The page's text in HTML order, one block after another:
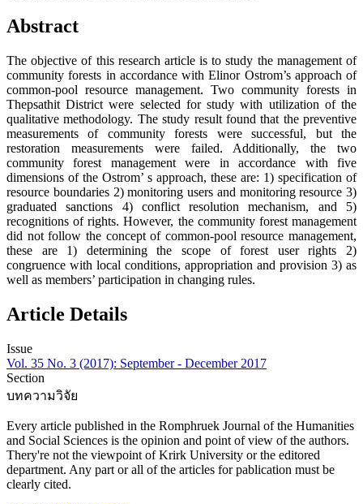
Abstract
The objective of this research article is to study the management of
community forests in accordance with Elinor Ostrom’s approach of
common-pool resource management. Two community forests in
Thepsathit District were selected for study with utilization of the
qualitative methodology. The study result found that the preventive
measurements of community forests were successful, but the
restoration measurements were failed. Additionally, the two
community forest management were in accordance with five
dimensions of the Ostrom’ s approach, these are: 1) specification of
resource boundaries 2) monitoring users and monitoring resource 3)
graduated sanctions 4) conflict resolution mechanism, and 5)
recognitions of rights. However, the community forest management
did not follow the concept of common-pool resource management,
these are 1) determining the scope of forest user rights 2)
congruence with local conditions, appropriation and provision 3) as
well as members’ participation in changing rules.
Article Details
Issue
Vol. 35 No. 3 (2017): September - December 2017
Section
บทความวิจัย
Every article published in the Romphruek Journal of the Humanities
and Social Sciences is the opinion and point of view of the authors.
Thery're not the viewpoint of Krirk University or the editored
department. Any part or all of the articles for pablication must be
clearly cited.